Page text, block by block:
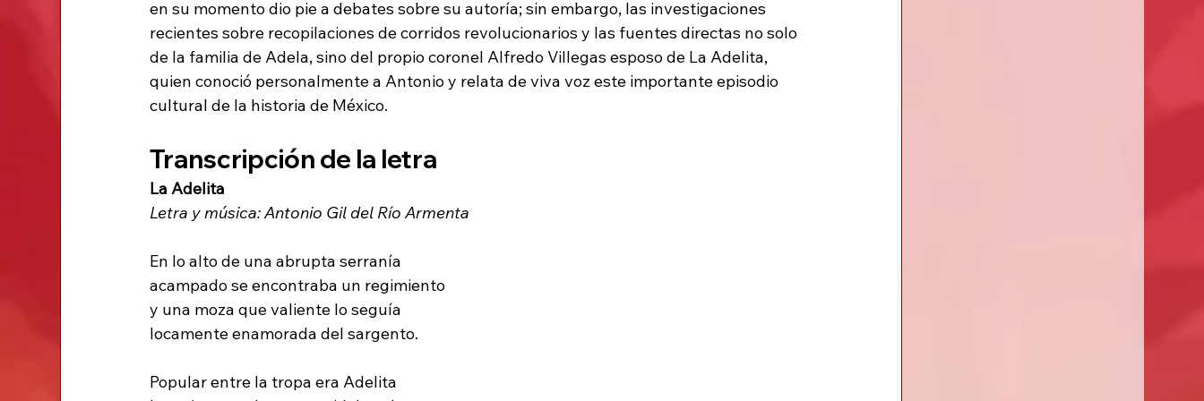
en su momento dio pie a debates sobre su autoría; sin embargo, las investigaciones
recientes sobre recopilaciones de corridos revolucionarios y las fuentes directas no solo
de la familia de Adela, sino del propio coronel Alfredo Villegas esposo de La Adelita,
quien conoció personalmente a Antonio y relata de viva voz este importante episodio
cultural de la historia de México.
Transcripción de la letra
La Adelita
Letra y música: Antonio Gil del Río Armenta
En lo alto de una abrupta serranía
acampado se encontraba un regimiento
y una moza que valiente lo seguía
locamente enamorada del sargento.
Popular entre la tropa era Adelita